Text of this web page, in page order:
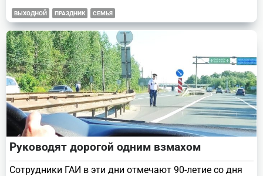
ВЫХОДНОЙ ПРАЗДНИК СЕМЬЯ
Руководят дорогой одним взмахом
Сотрудники ГАИ в эти дни отмечают 90-летие со дня